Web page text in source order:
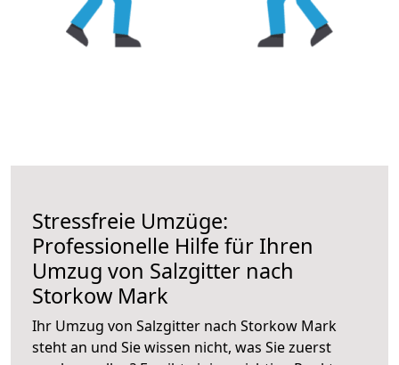
Stressfreie Umzüge:
Professionelle Hilfe für Ihren
Umzug von Salzgitter nach
Storkow Mark
Ihr Umzug von Salzgitter nach Storkow Mark
steht an und Sie wissen nicht, was Sie zuerst